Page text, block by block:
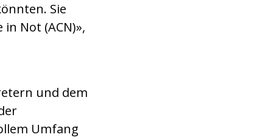
Sie
Not (ACN)»,
und dem
Umfang